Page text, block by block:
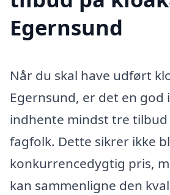
Egernsund
Når du skal have udført
Egernsund, er det en god
indhente mindst tre
fagfolk. Dette sikrer ikke
konkurrencedygtig pris,
kan sammenligne den